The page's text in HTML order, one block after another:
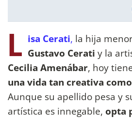
L isa Cerati, la hija
Gustavo Cerati y la
Cecilia Amenábar, hoy
una vida tan creativa
Aunque su apellido pesa y
artística es innegable, opta